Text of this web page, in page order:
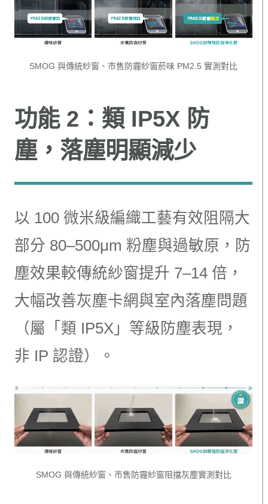
SMOG 與傳統紗窗、市售防霾紗窗菸味 PM2.5 實測對比
功能 2：類 IP5X 防
塵，落塵明顯減少
以 100 微米級編織工藝有效阻隔大
部分 80–500μm 粉塵與過敏原，防
塵效果較傳統紗窗提升 7–14 倍，
大幅改善灰塵卡網與室內落塵問題
（屬「類 IP5X」等級防塵表現，
非 IP 認證）。
SMOG 與傳統紗窗、市售防霾紗窗阻擋灰塵實測對比